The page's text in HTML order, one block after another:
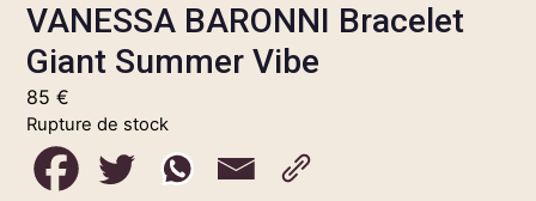
VANESSA BARONNI Bracelet
Giant Summer Vibe
85€
Rupture de stock